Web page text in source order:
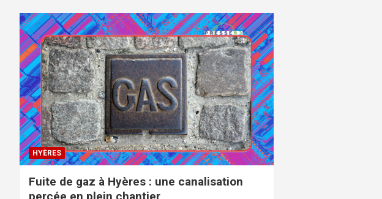
HYÈRES
Fuite de gaz à Hyères : une canalisation
percée en plein chantier